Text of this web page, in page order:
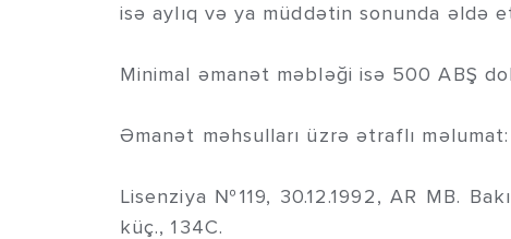
isə aylıq və ya müddətin sonunda əldə
Minimal əmanət məbləği isə 500 ABŞ
Əmanət məhsulları üzrə ətraflı məlumat:
Lisenziya №119, 30.12.1992, AR MB.
küç., 134C.